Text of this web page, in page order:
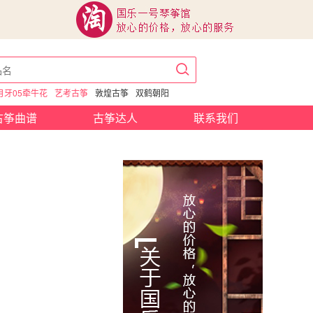
牙05牵牛花 艺考古筝 敦煌古筝 双鹤朝阳
筝曲谱 古筝达人 联系我们